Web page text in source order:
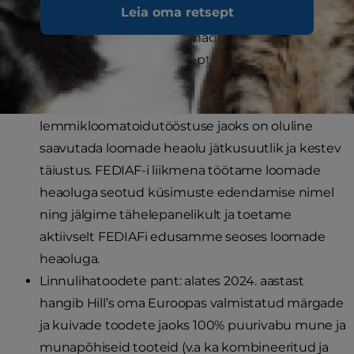
Leia oma retsept
tunnistame, etviie valdkonnaga
jätkuvalt kaasaegset loomade heaolu ja töötame
tarnijatega nende kontseptsioonide üle
arutelude kallal.
Tööstuse koostöö: kogu
lemmikloomatoidutööstuse jaoks on oluline
saavutada loomade heaolu jätkusuutlik ja kestev
täiustus. FEDIAF-i liikmena töötame loomade
heaoluga seotud küsimuste edendamise nimel
ning jälgime tähelepanelikult ja toetame
aktiivselt FEDIAFi edusamme seoses loomade
heaoluga.
Linnulihatoodete pant: alates 2024. aastast
hangib Hill’s oma Euroopas valmistatud märgade
ja kuivade toodete jaoks 100% puurivabu mune ja
munapõhiseid tooteid (v.a ka kombineeritud ja